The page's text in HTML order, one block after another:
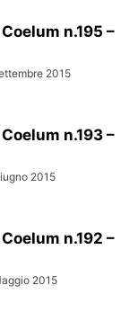
n.195 –
2015
n.193 –
2015
n.192 –
2015